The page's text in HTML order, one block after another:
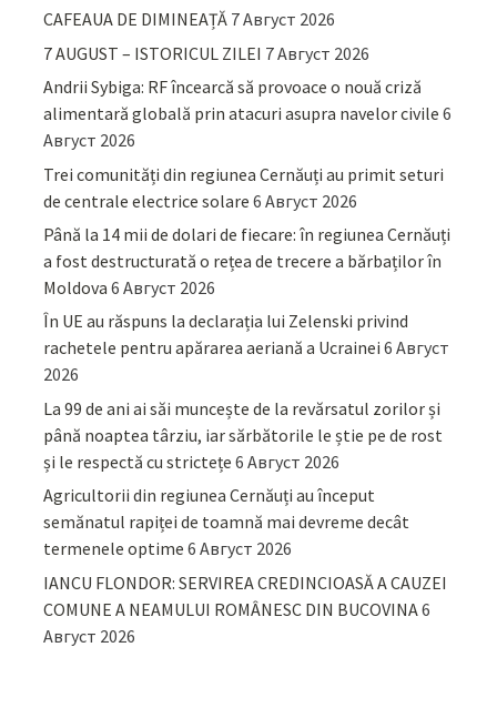
CAFEAUA DE DIMINEAȚĂ 7 Август 2026
7 AUGUST – ISTORICUL ZILEI 7 Август 2026
Andrii Sybiga: RF încearcă să provoace o nouă criză
alimentară globală prin atacuri asupra navelor civile 6
Август 2026
Trei comunități din regiunea Cernăuți au primit seturi
de centrale electrice solare 6 Август 2026
Până la 14 mii de dolari de fiecare: în regiunea Cernăuți
a fost destructurată o rețea de trecere a bărbaților în
Moldova 6 Август 2026
În UE au răspuns la declarația lui Zelenski privind
rachetele pentru apărarea aeriană a Ucrainei 6 Август
2026
La 99 de ani ai săi muncește de la revărsatul zorilor și
până noaptea târziu, iar sărbătorile le știe pe de rost
și le respectă cu strictețe 6 Август 2026
Agricultorii din regiunea Cernăuți au început
semănatul rapiței de toamnă mai devreme decât
termenele optime 6 Август 2026
IANCU FLONDOR: SERVIREA CREDINCIOASĂ A CAUZEI
COMUNE A NEAMULUI ROMÂNESC DIN BUCOVINA6
Август 2026